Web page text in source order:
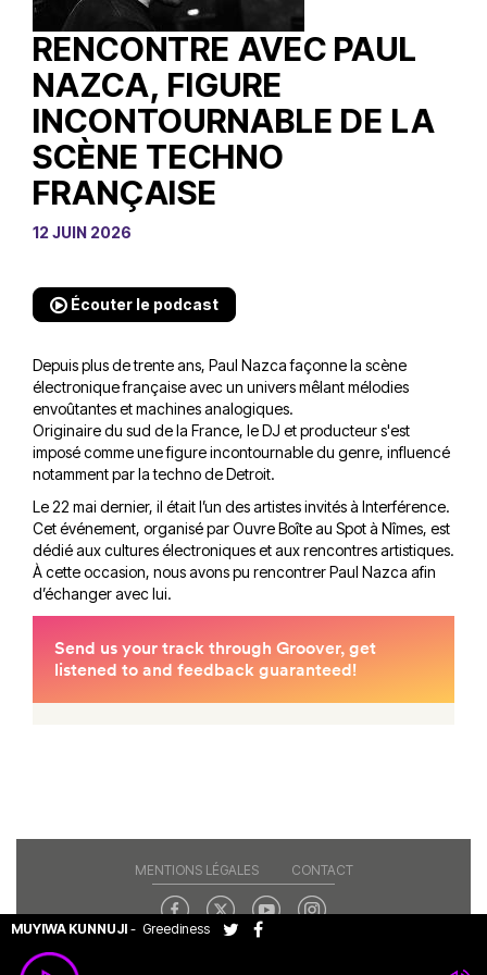
RENCONTRE AVEC PAUL
NAZCA, FIGURE
INCONTOURNABLE DE LA
SCÈNE TECHNO
FRANÇAISE
12 JUIN 2026
Écouter le podcast
Depuis plus de trente ans, Paul Nazca façonne la scène
électronique française avec un univers mêlant mélodies
envoûtantes et machines analogiques.
Originaire du sud de la France, le DJ et producteur s'est
imposé comme une figure incontournable du genre, influencé
notamment par la techno de Detroit.
Le 22 mai dernier, il était l’un des artistes invités à Interférence.
Cet événement, organisé par Ouvre Boîte au Spot à Nîmes, est
dédié aux cultures électroniques et aux rencontres artistiques.
À cette occasion, nous avons pu rencontrer Paul Nazca afin
d’échanger avec lui.
MUYIWA KUNNUJI - Greediness
MENTIONS LÉGALES CONTACT